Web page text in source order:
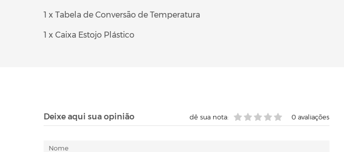
1 x Tabela de Conversão de Temperatura
1 x Caixa Estojo Plástico
Deixe aqui sua opinião 0 avaliações
dê sua nota: